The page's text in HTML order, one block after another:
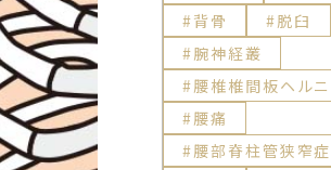
背骨
脱臼
腕神経叢
腰椎椎間板ヘル
腰痛
腰部脊柱管狭窄症